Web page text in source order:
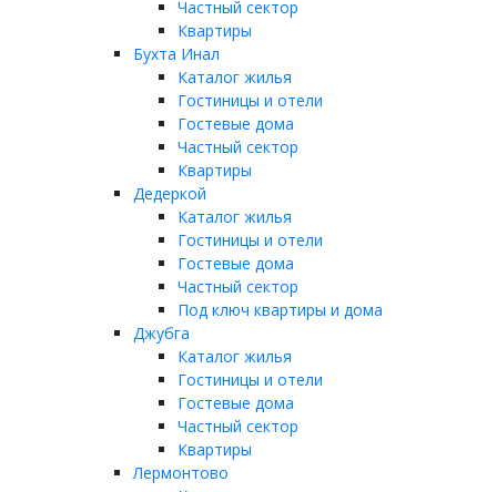
Частный сектор
Квартиры
Бухта Инал
Каталог жилья
Гостиницы и отели
Гостевые дома
Частный сектор
Квартиры
Дедеркой
Каталог жилья
Гостиницы и отели
Гостевые дома
Частный сектор
Под ключ квартиры и дома
Джубга
Каталог жилья
Гостиницы и отели
Гостевые дома
Частный сектор
Квартиры
Лермонтово